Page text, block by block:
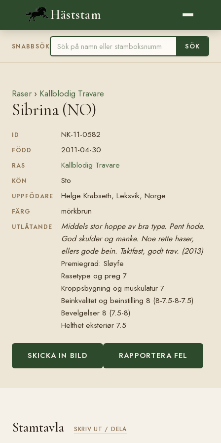
Häststam
SNABBSÖK SÖK
Raser › Kallblodig Travare
Sibrina (NO)
ID NK-11-0582
FÖDD 2011-04-30
RAS Kallblodig Travare
KÖN Sto
UPPFÖDARE Helge Krabseth, Leksvik, Norge
FÄRG mörkbrun
UTLÅTANDE
Middels stor hoppe av bra type. Pent hode.
God skulder og manke. Noe rette haser,
ellers gode bein. Taktfast, godt trav. (2013)
Premiegrad: Sløyfe
Rasetype og preg 7
Kroppsbygning og muskulatur 7
Beinkvalitet og beinstilling 8 (8-7.5-8-7.5)
Bevelgelser 8 (7.5-8)
Helthet eksteriør 7.5
SKICKA IN BILD RAPPORTERA FEL
Stamtavla SKRIV UT / DELA